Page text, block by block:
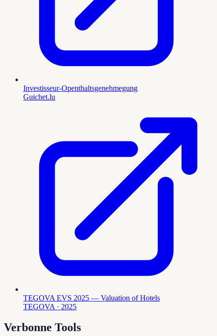
Investisseur-Openthaltsgenehmegung
Guichet.lu
TEGOVA EVS 2025 — Valuation of Hotels
TEGOVA · 2025
Verbonne Tools